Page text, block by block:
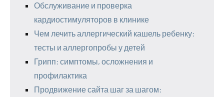
Обслуживание и проверка
кардиостимуляторов в клинике
Чем лечить аллергический кашель ребенку:
тесты и аллергопробы у детей
Грипп: симптомы, осложнения и
профилактика
Продвижение сайта шаг за шагом: